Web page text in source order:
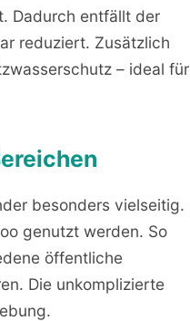
Dadurch entfällt der
reduziert. Zusätzlich
– ideal für
besonders vielseitig.
genutzt werden. So
öffentliche
Die unkomplizierte